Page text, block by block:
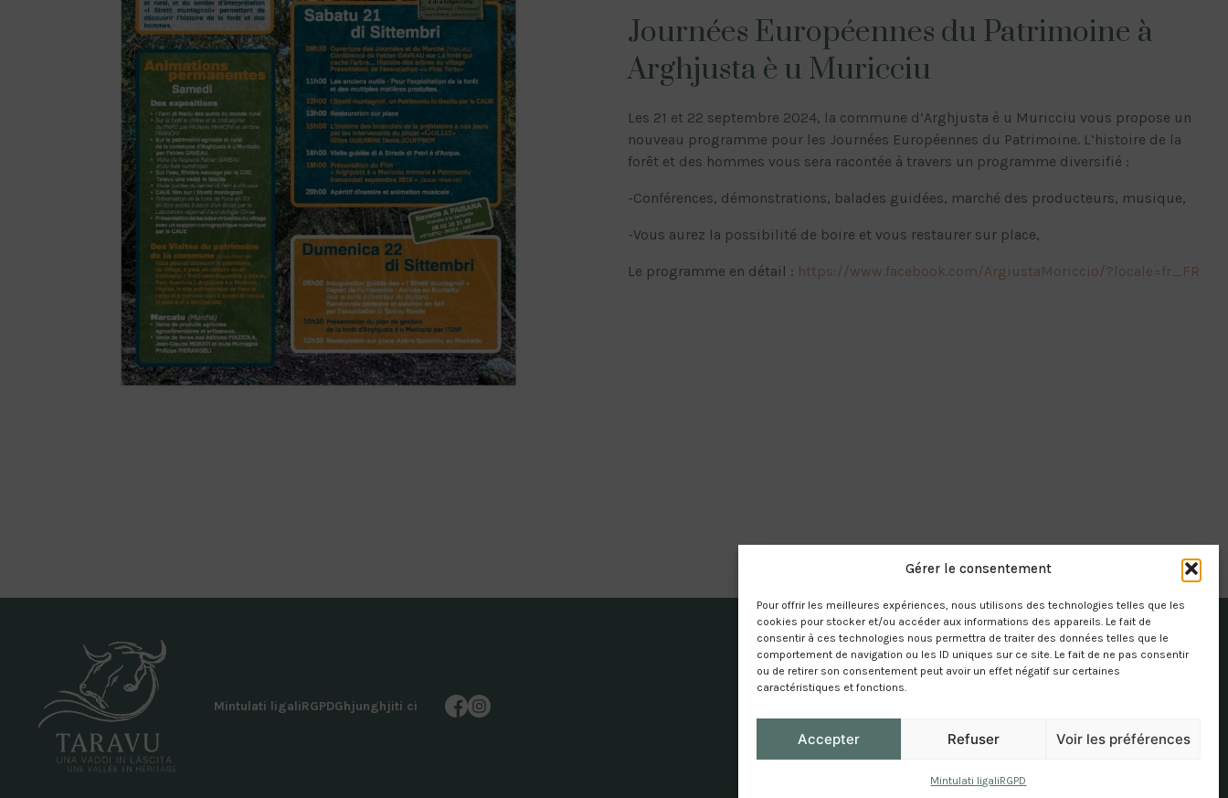
Gérer le consentement
Pour offrir les meilleures expériences, nous utilisons des technologies telles que les
cookies pour stocker et/ou accéder aux informations des appareils. Le fait de
consentir à ces technologies nous permettra de traiter des données telles que le
comportement de navigation ou les ID uniques sur ce site. Le fait de ne pas consentir
ou de retirer son consentement peut avoir un effet négatif sur certaines
caractéristiques et fonctions.
Accepter Refuser Voir les préférences
Mintulati ligaliRGPD
Journées Européennes du Patrimoine à
Arghjusta è u Muricciu
Les 21 et 22 septembre 2024, la commune d’Arghjusta è u Muricciu vous propose un
nouveau programme pour les Journées Européennes du Patrimoine. L’histoire de la
forêt et des hommes vous sera racontée à travers un programme diversifié :
-Conférences, démonstrations, balades guidées, marché des producteurs, musique,
-Vous aurez la possibilité de boire et vous restaurer sur place,
Le programme en détail : https://www.facebook.com/ArgiustaMoriccio/?locale=fr_FR
Mintulati ligaliRGPDGhjunghjiti ci